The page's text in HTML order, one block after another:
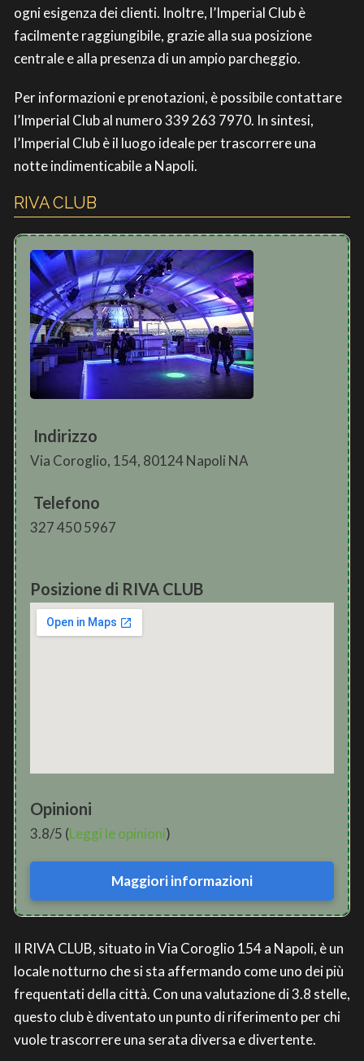
ogni esigenza dei clienti. Inoltre, l’Imperial Club è
facilmente raggiungibile, grazie alla sua posizione
centrale e alla presenza di un ampio parcheggio.
Per informazioni e prenotazioni, è possibile contattare
l’Imperial Club al numero 339 263 7970. In sintesi,
l’Imperial Club è il luogo ideale per trascorrere una
notte indimenticabile a Napoli.
RIVA CLUB
Indirizzo
Via Coroglio, 154, 80124 Napoli NA
Telefono
327 450 5967
Posizione di RIVA CLUB
Opinioni
3.8/5 (Leggi le opinioni)
Maggiori informazioni
Il RIVA CLUB, situato in Via Coroglio 154 a Napoli, è un
locale notturno che si sta affermando come uno dei più
frequentati della città. Con una valutazione di 3.8 stelle,
questo club è diventato un punto di riferimento per chi
vuole trascorrere una serata diversa e divertente.